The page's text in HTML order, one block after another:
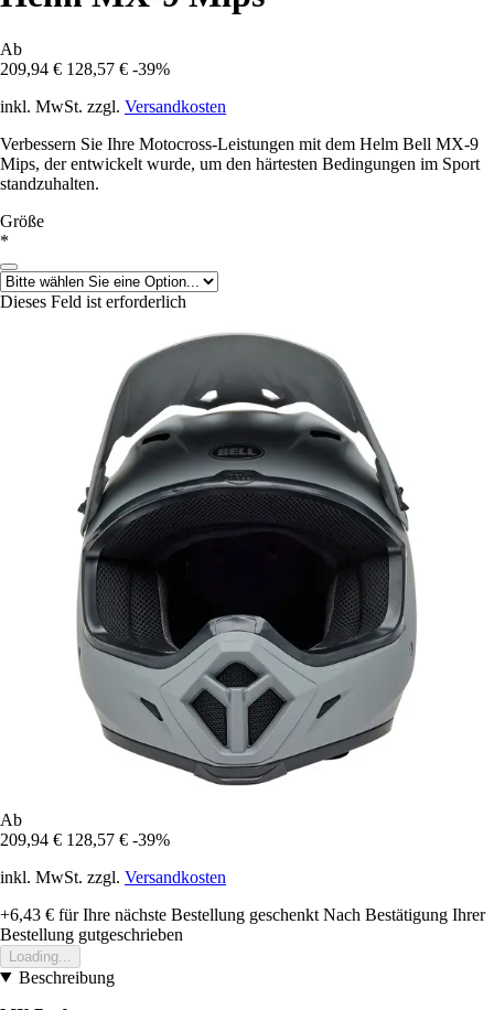
Ab
209,94 € 128,57 € -39%
inkl. MwSt. zzgl. Versandkosten
Verbessern Sie Ihre Motocross-Leistungen mit dem Helm Bell MX-9
Mips, der entwickelt wurde, um den härtesten Bedingungen im Sport
standzuhalten.
Größe
*
Dieses Feld ist erforderlich
Ab
209,94 € 128,57 € -39%
inkl. MwSt. zzgl. Versandkosten
+6,43 € für Ihre nächste Bestellung geschenkt Nach Bestätigung Ihrer
Bestellung gutgeschrieben
Loading...
Beschreibung